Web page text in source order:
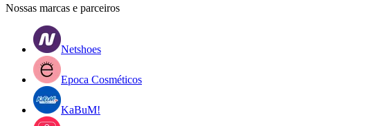
Nossas marcas e parceiros
Netshoes
Epoca Cosméticos
KaBuM!